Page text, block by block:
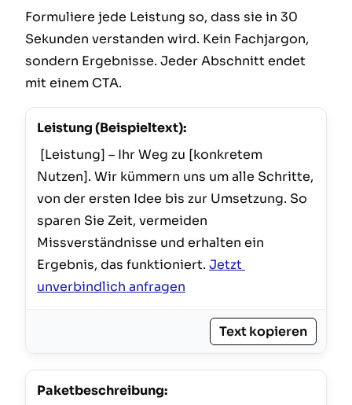
Formuliere jede Leistung so, dass sie in 30
Sekunden verstanden wird. Kein Fachjargon,
sondern Ergebnisse. Jeder Abschnitt endet
mit einem CTA.
Leistung (Beispieltext):
Nutzen]. Wir kümmern uns um alle Schritte,
von der ersten Idee bis zur Umsetzung. So
sparen Sie Zeit, vermeiden
Missverständnisse und erhalten ein
Ergebnis, das funktioniert. Jetzt
unverbindlich anfragen
Text kopieren
Paketbeschreibung: